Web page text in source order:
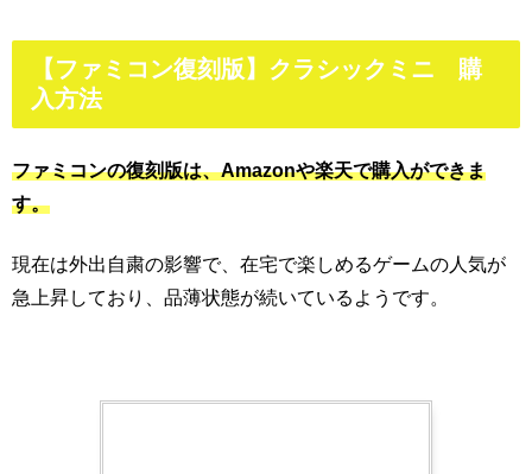
【ファミコン復刻版】クラシックミニ 購
入方法
ファミコンの復刻版は、Amazonや楽天で購入ができま
す。
現在は外出自粛の影響で、在宅で楽しめるゲームの人気が
急上昇しており、品薄状態が続いているようです。